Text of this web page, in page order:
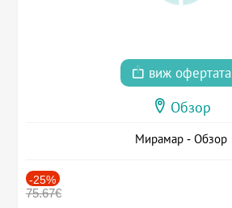
виж офертата
Обзор
Мирамар - Обзор
-25%
75.67€